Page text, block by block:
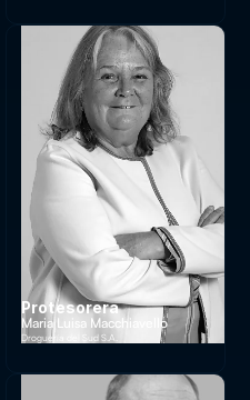
Protesorera
Maria Luisa Macchiavello
Droguería del Sud S.A.